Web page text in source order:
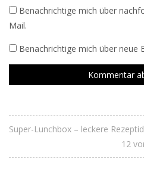
Benachrichtige mich über
Mail.
Benachrichtige mich über neue
Super-Lunchbox – leckere
12